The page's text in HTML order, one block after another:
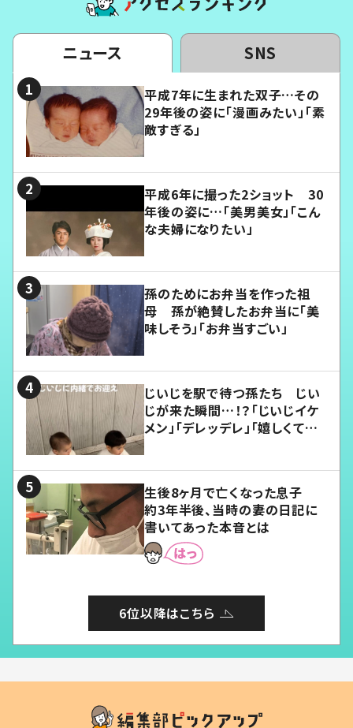
ニュース SNS
平成7年に生まれた双子…その
29年後の姿に「漫画みたい」「素
敵すぎる」
平成6年に撮った2ショット 30
年後の姿に…「美男美女」「こん
な夫婦になりたい」
孫のためにお弁当を作った祖
母 孫が絶賛したお弁当に「美
味しそう」「お弁当すごい」
じいじを駅で待つ孫たち じい
じが来た瞬間…！？「じいじイケ
メン」「デレッデレ」「嬉しくて可
生後8ヶ月で亡くなった息子
約3年半後、当時の妻の日記に
書いてあった本音とは
6位以降はこちら